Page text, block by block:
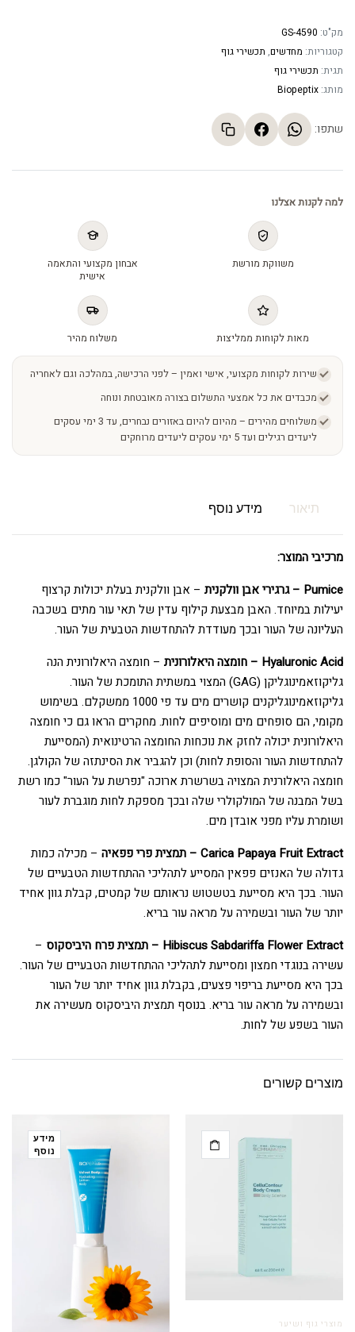
מק"ט: GS-4590
קטגוריות: מחדשים, תכשירי גוף
תגית: תכשירי גוף
מותג: Biopeptix
שתפו:
למה לקנות אצלנו
משווקת מורשת
אבחון מקצועי והתאמה
אישית
מאות לקוחות ממליצות משלוח מהיר
שירות לקוחות מקצועי, אישי ואמין – לפני הרכישה, במהלכה וגם לאחריה
מכבדים את כל אמצעי התשלום בצורה מאובטחת ונוחה
משלוחים מהירים – מהיום להיום באזורים נבחרים, עד 3 ימי עסקים
ליעדים רגילים ועד 5 ימי עסקים ליעדים מרוחקים
תיאור מידע נוסף
מרכיבי המוצר:
Pumice – גרגירי אבן וולקנית
– אבן וולקנית בעלת יכולות קרצוף
יעילות במיוחד. האבן מבצעת קילוף עדין של תאי עור מתים בשכבה
העליונה של העור ובכך מעודדת להתחדשות הטבעית של העור.
Hyaluronic Acid – חומצה היאלורונית
– חומצה היאלורונית הנה
גליקוזאמינוגליקן (GAG) המצוי במשתית התומכת של העור.
גליקוזאמינוגליקנים קושרים מים עד פי 1000 ממשקלם. בשימוש
מקומי, הם סופחים מים ומוסיפים לחות. מחקרים הראו גם כי חומצה
היאלורונית יכולה לחזק את נוכחות החומצה הרטינואית (המסייעת
להתחדשות העור והסופת לחות) וכן להגביר את הסינתזה של הקולגן.
חומצה היאלורנית המצויה בשרשרת ארוכה "נפרשת על העור" כמו רשת
בשל המבנה של המולקולרי שלה ובכך מספקת לחות מוגברת לעור
ושומרת עליו מפני אובדן מים.
Carica Papaya Fruit Extract – תמצית פרי פפאיה
– מכילה כמות
גדולה של האנזים פפאין המסייע לתהליכי ההתחדשות הטבעיים של
העור. בכך היא מסייעת בטשטוש נראותם של קמטים, קבלת גוון אחיד
יותר של העור ובשמירה על מראה עור בריא.
Hibiscus Sabdariffa Flower Extract – תמצית פרח היביסקוס
–
עשירה בנוגדי חמצון ומסייעת לתהליכי ההתחדשות הטבעיים של העור.
בכך היא מסייעת בריפוי פצעים, בקבלת גוון אחיד יותר של העור
ובשמירה על מראה עור בריא. בנוסף תמצית היביסקוס מעשירה את
העור בשפע של לחות.
מוצרים קשורים
מוצרי גוף ושיער
מידע
נוסף